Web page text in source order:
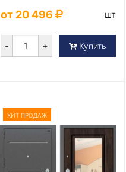
от 20 496 шт
- + Купить
ХИТ ПРОДАЖ